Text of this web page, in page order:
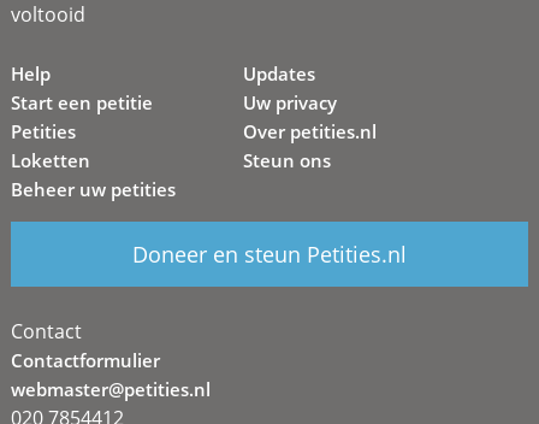
voltooid
Help
Start een petitie
Petities
Loketten
Beheer uw petities
Updates
Uw privacy
Over petities.nl
Steun ons
Doneer en steun Petities.nl
Contact
Contactformulier
webmaster@petities.nl
020 7854412